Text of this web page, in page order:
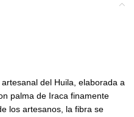
del Huila, elaborada a
palma de Iraca finamente
los artesanos, la fibra se